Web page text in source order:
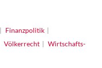
Finanzpolitik
Völkerrecht
Wirtschafts-